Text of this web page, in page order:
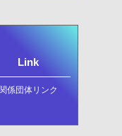
Link
関係団体リンク